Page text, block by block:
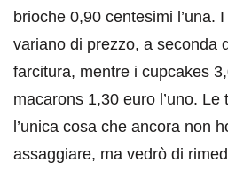
brioche 0,90 centesimi l’una.
variano di prezzo, a seconda
farcitura, mentre i cupcakes
macarons 1,30 euro l’uno.
l’unica cosa che ancora non
assaggiare, ma vedrò di